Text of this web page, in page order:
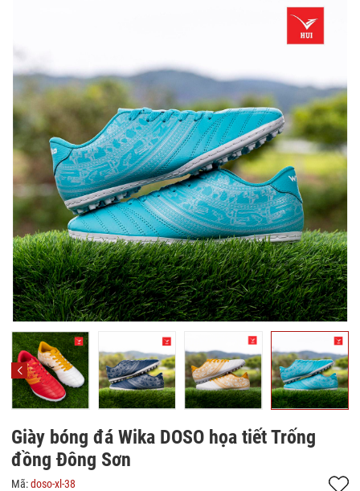
Giày bóng đá Wika DOSO họa tiết Trống
đồng Đông Sơn
Mã:doso-xl-38